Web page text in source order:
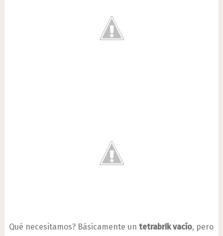
Qué necesitamos? Básicamente un tetrabrik vacío, pero